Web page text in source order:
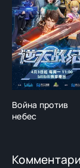
Война против
небес